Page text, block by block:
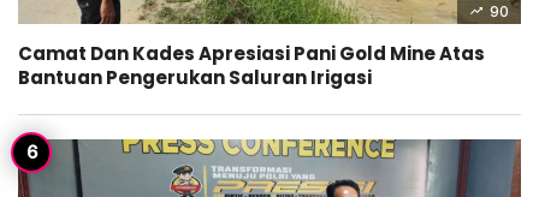
90
Camat Dan Kades Apresiasi Pani Gold Mine Atas
Bantuan Pengerukan Saluran Irigasi